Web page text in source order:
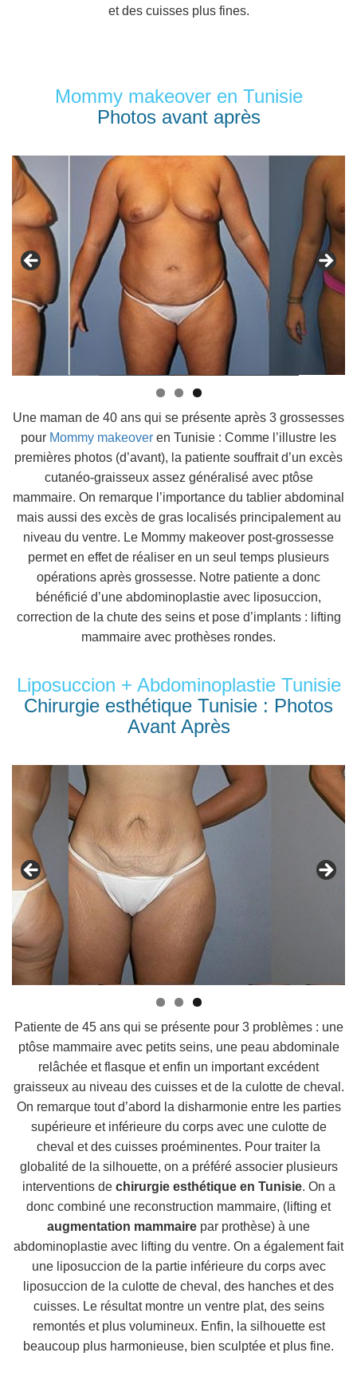
et des cuisses plus fines.
Mommy makeover en Tunisie
Photos avant après
Une maman de 40 ans qui se présente après 3 grossesses
pour Mommy makeover en Tunisie : Comme l’illustre les
premières photos (d’avant), la patiente souffrait d’un excès
cutanéo-graisseux assez généralisé avec ptôse
mammaire. On remarque l’importance du tablier abdominal
mais aussi des excès de gras localisés principalement au
niveau du ventre. Le Mommy makeover post-grossesse
permet en effet de réaliser en un seul temps plusieurs
opérations après grossesse. Notre patiente a donc
bénéficié d’une abdominoplastie avec liposuccion,
correction de la chute des seins et pose d’implants : lifting
mammaire avec prothèses rondes.
Liposuccion + Abdominoplastie Tunisie
Chirurgie esthétique Tunisie : Photos
Avant Après
Patiente de 45 ans qui se présente pour 3 problèmes : une
ptôse mammaire avec petits seins, une peau abdominale
relâchée et flasque et enfin un important excédent
graisseux au niveau des cuisses et de la culotte de cheval.
On remarque tout d’abord la disharmonie entre les parties
supérieure et inférieure du corps avec une culotte de
cheval et des cuisses proéminentes. Pour traiter la
globalité de la silhouette, on a préféré associer plusieurs
interventions de chirurgie esthétique en Tunisie. On a
donc combiné une reconstruction mammaire, (lifting et
augmentation mammaire par prothèse) à une
abdominoplastie avec lifting du ventre. On a également fait
une liposuccion de la partie inférieure du corps avec
liposuccion de la culotte de cheval, des hanches et des
cuisses. Le résultat montre un ventre plat, des seins
remontés et plus volumineux. Enfin, la silhouette est
beaucoup plus harmonieuse, bien sculptée et plus fine.